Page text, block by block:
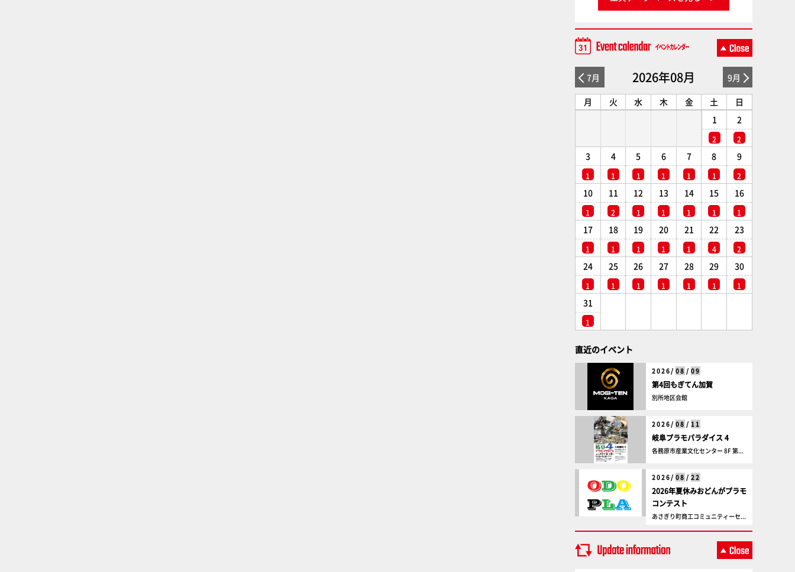
7月 2026年08月 9月
月 火 水 木 金 土
日
1
2
2
2
3
1
4
1
5
1
6
1
7
1
8
1
9
2
10
1
11
2
12
1
13
1
14
1
15
1
16
1
17
1
18
1
19
1
20
1
21
1
22
4
23
2
24
1
25
1
26
1
27
1
28
1
29
1
30
1
31
1
直近のイベント
2026/ 08 / 09
第4回もぎてん加賀
別所地区会館
2026/ 08 / 11
岐阜プラモパラダイス 4
各務原市産業文化センター 8F 第...
2026/ 08 / 22
2026年夏休みおどんがプラモ
コンテスト
あさぎり町商工コミュニティーセ...